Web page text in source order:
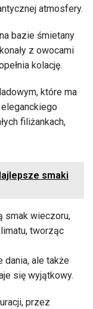
atmosfery.
bazie śmietany
z owocami
kolację.
które ma
filiżankach,
smaki
smak wieczoru,
tworząc
dania, ale także
się wyjątkowy.
przez